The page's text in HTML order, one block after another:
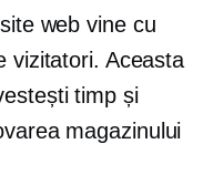
web vine cu
vizitatori. Aceasta
timp și
magazinului